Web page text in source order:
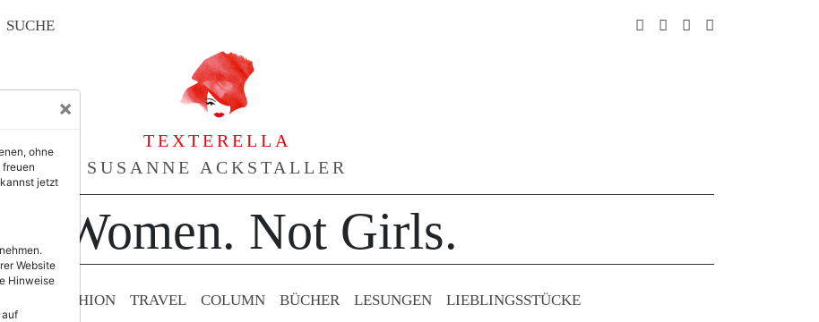
SUCHE
TEXTERELLA
SUSANNE ACKSTALLER
Women. Not Girls.
& FASHION TRAVEL COLUMN BÜCHER LESUNGEN LIEBLINGS­STÜCKE
×
ohne
jetzt
Website
Hinweise
auf